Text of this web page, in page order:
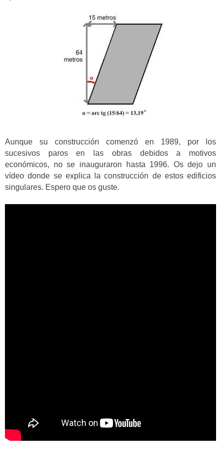
Aunque su construcción comenzó en 1989, por los
sucesivos paros en las obras debidos a motivos
económicos, no se inauguraron hasta 1996. Os dejo un
vídeo donde se explica la construcción de estos edificios
singulares. Espero que os guste.